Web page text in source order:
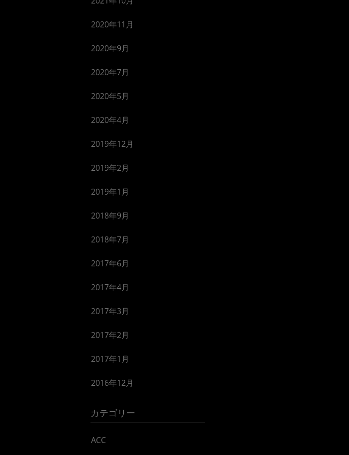
2020年11月
2020年9月
2020年7月
2020年5月
2020年4月
2019年12月
2019年2月
2019年1月
2018年9月
2018年7月
2017年6月
2017年4月
2017年3月
2017年2月
2017年1月
2016年12月
カテゴリー
ACC